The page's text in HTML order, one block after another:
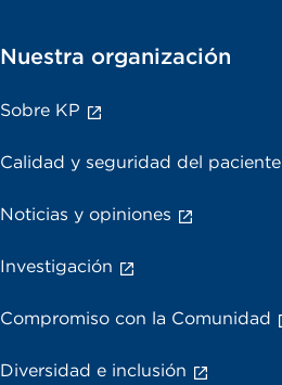
Nuestra organización
Sobre KP
Calidad y seguridad del paciente
Noticias y opiniones
Investigación
Compromiso con la Comunidad
Diversidad e inclusión